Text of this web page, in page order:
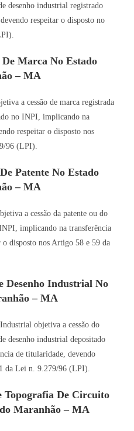
desenho industrial registrado
respeitar o disposto no
Marca No Estado
– MA
a cessão de marca registrada
no INPI, implicando na
respeitar o disposto nos
96 (LPI).
Patente No Estado
– MA
a cessão da patente ou do
implicando na transferência
disposto nos Artigo 58 e 59 da
Desenho Industrial No
– MA
objetiva a cessão do
desenho industrial depositado
de titularidade, devendo
da Lei n. 9.279/96 (LPI).
Topografia De Circuito
Maranhão – MA